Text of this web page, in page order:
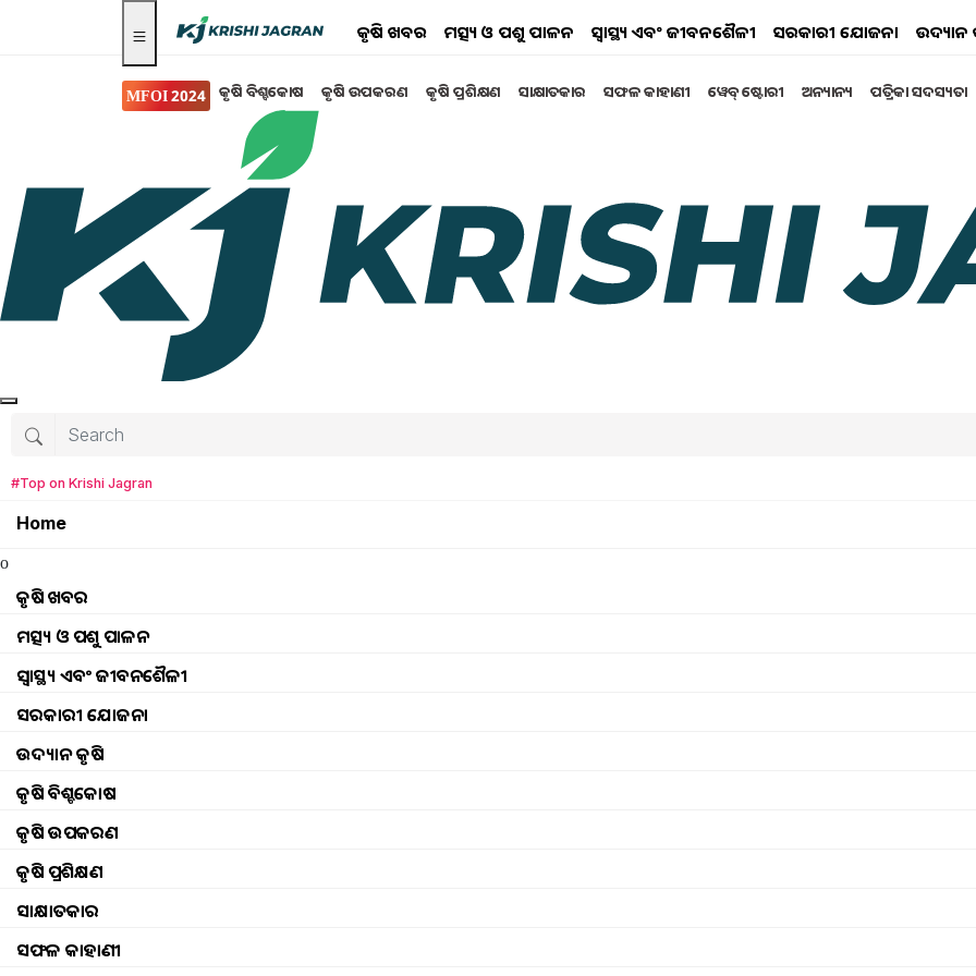
କୃଷି ଖବର ମତ୍ସ୍ୟ ଓ ପଶୁ ପାଳନ ସ୍ୱାସ୍ଥ୍ୟ ଏବଂ ଜୀବନଶୈଳୀ ସରକାରୀ ଯୋଜନା ଉଦ୍ୟାନ
MFOI 2024 କୃଷି ବିଶ୍ବକୋଷ କୃଷି ଉପକରଣ କୃଷି ପ୍ରଶିକ୍ଷଣ ସାକ୍ଷାତକାର ସଫଳ କାହାଣୀ ୱେବ୍ ଷ୍ଟୋରୀ ଅନ୍ୟାନ୍ୟ ପତ୍ରିକା ସଦସ୍ୟତା
#Top on Krishi Jagran
Home
o
କୃଷି ଖବର
ମତ୍ସ୍ୟ ଓ ପଶୁ ପାଳନ
ସ୍ୱାସ୍ଥ୍ୟ ଏବଂ ଜୀବନଶୈଳୀ
ସରକାରୀ ଯୋଜନା
ଉଦ୍ୟାନ କୃଷି
କୃଷି ବିଶ୍ବକୋଷ
କୃଷି ଉପକରଣ
କୃଷି ପ୍ରଶିକ୍ଷଣ
ସାକ୍ଷାତକାର
ସଫଳ କାହାଣୀ
କୃଷି ଖବର
MFOI, VVIF Kisan Bharat Yatra: ଗୁଜୁରାଟର
କୃଷକମାନଙ୍କଠାରୁ ମିଳିଲା ସମ୍ପୂର୍ଣ୍ଣ ସମର୍ଥନ
କୃଷି ଜାଗରଣ ପଦକ୍ଷେପର ଅନ୍ୟତମ ମୁଖ୍ୟ ଆକର୍ଷଣ ହେଉଛି ‘MFOI, VVIF କିସାନ୍ ଭାରତ ଯାତ୍ରା’